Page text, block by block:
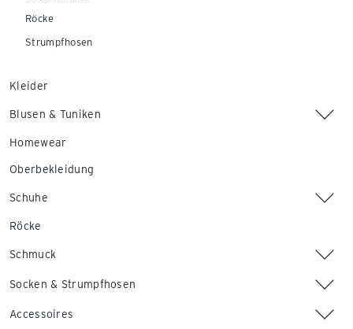
Röcke
Strumpfhosen
Kleider
Blusen & Tuniken
Homewear
Oberbekleidung
Schuhe
Röcke
Schmuck
Socken & Strumpfhosen
Accessoires